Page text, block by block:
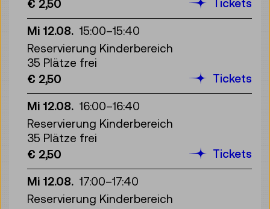
€ 2,50 Tickets
Mi 12.08. 15:00–15:40
Reservierung Kinderbereich
35 Plätze frei
€ 2,50
Tickets
Mi 12.08. 16:00–16:40
Reservierung Kinderbereich
35 Plätze frei
€ 2,50
Tickets
Mi 12.08. 17:00–17:40
Reservierung Kinderbereich